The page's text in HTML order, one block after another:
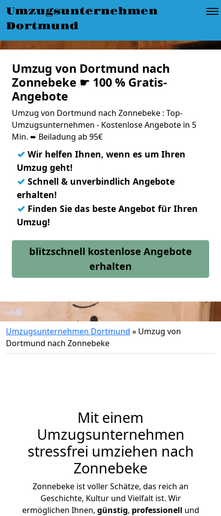
Umzugsunternehmen
Dortmund
Umzug von Dortmund nach
Zonnebeke ☛ 100 % Gratis-
Angebote
Umzug von Dortmund nach Zonnebeke : Top-
Umzugsunternehmen - Kostenlose Angebote in 5
Min. ➨ Beiladung ab 95€
✓ Wir helfen Ihnen, wenn es um Ihren
Umzug geht!
✓ Schnell & unverbindlich Angebote
erhalten!
✓ Finden Sie das beste Angebot für Ihren
Umzug!
blitzschnell kostenlose Angebote
erhalten
Umzugsunternehmen Dortmund » Umzug von
Dortmund nach Zonnebeke
Mit einem
Umzugsunternehmen
stressfrei umziehen nach
Zonnebeke
Zonnebeke ist voller Schätze, das reich an
Geschichte, Kultur und Vielfalt ist. Wir
ermöglichen Ihnen, günstig, professionell und